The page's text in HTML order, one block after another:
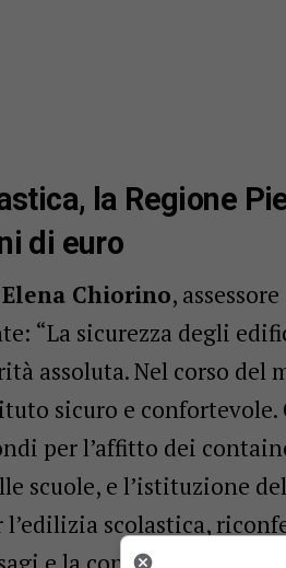
la Regione
di euro
Elena Chiorino,
“La sicurezza degli
assoluta. Nel corso del
sicuro e confortevole.
per l’affitto dei
scuole, e l’istituzione
scolastica,